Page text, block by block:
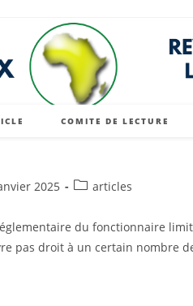
COMITE DE LECTURE
2025
Postarticles
du fonctionnaire
pas droit à un certain nombre
»